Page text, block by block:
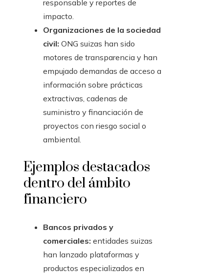
responsable y reportes de
impacto.
Organizaciones de la sociedad
civil: ONG suizas han sido
motores de transparencia y han
empujado demandas de acceso a
información sobre prácticas
extractivas, cadenas de
suministro y financiación de
proyectos con riesgo social o
ambiental.
Ejemplos destacados
dentro del ámbito
financiero
Bancos privados y
comerciales: entidades suizas
han lanzado plataformas y
productos especializados en